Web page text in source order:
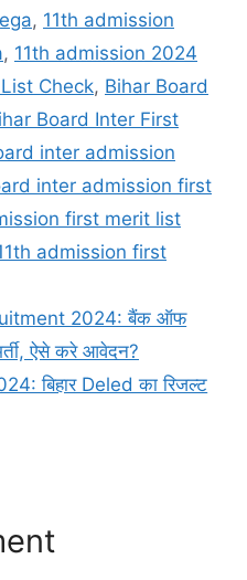
, 11th admission
, 11th admission 2024
Check, Bihar Board
Board Inter First
inter admission
inter admission first
first merit list
admission first
2024: बैंक ऑफ
ऐसे करे आवेदन?
बिहार Deled का रिजल्ट